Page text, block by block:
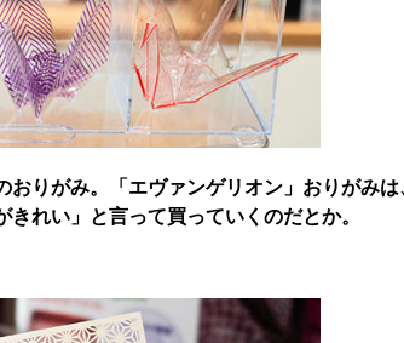
りがみ。「エヴァンゲリオン」おりがみは
れい」と言って買っていくのだとか。